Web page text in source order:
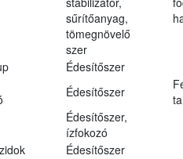
sűrítőanyag,
tömegnövelő
szer
Édesítőszer
Édesítőszer
Édesítőszer,
ízfokozó
Édesítőszer